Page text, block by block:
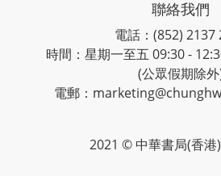
聯絡我們
電話：(852) 2137
時間：星期一至五 09:30 -
(公眾假期除
電郵：
2021 © 中華書局(香港